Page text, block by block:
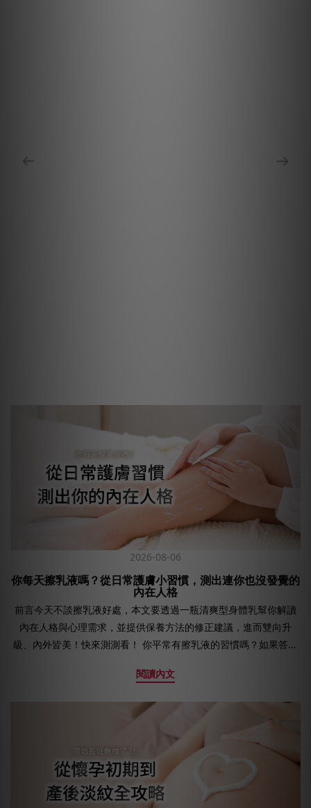
2026-08-06
你每天擦乳液嗎？從日常護膚小習慣，測出連你也沒發覺的
內在人格
前言今天不談擦乳液好處，本文要透過一瓶清爽型身體乳幫你解讀
內在人格與心理需求，並提供保養方法的修正建議，進而雙向升
級、內外皆美！快來測測看！ 你平常有擦乳液的習慣嗎？如果答案
但若是家裡連一瓶身體乳都沒有，你要做的首先試著在洗完澡或睡
會從此愛上這種溫柔寵愛。 準備好了嗎？ 請根據你塗抹身體乳的保
性，有人追求極簡的效率，有人沉溺於香氣療癒，有人則是嚴謹的
成分專家，透過日常的護膚儀式，不僅能讀出你的肌膚密碼，更能
看透你當下的心理狀態。 A.洗完澡隨便抹兩下，喜歡清爽快乾型乳
液，不想浪費時間等它吸收。B.講究SPA儀式感，喜歡質地絲滑又好
閱讀內文